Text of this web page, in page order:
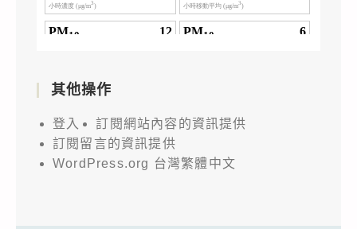
其他操作
登入
訂閱網站內容的資訊提供
訂閱留言的資訊提供
WordPress.org 台灣繁體中文